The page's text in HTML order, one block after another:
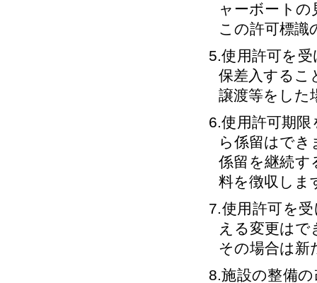
ャーボート
この許可標識
5.使用許可を
保差入するこ
譲渡等をした
6.使用許可期
ら係留はでき
係留を継続す
料を徴収しま
7.使用許可を
える変更はで
その場合は新
8.施設の整備